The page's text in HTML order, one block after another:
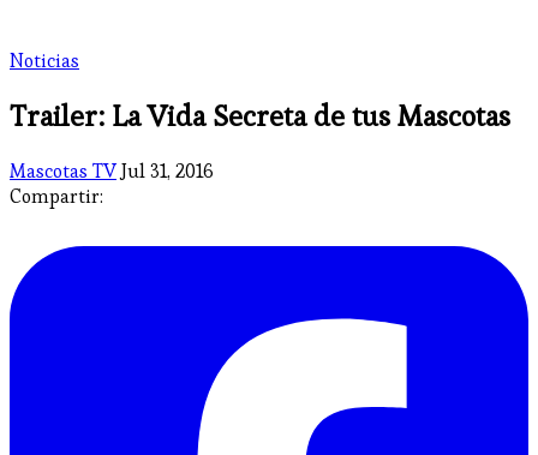
Noticias
Trailer: La Vida Secreta de tus Mascotas
Mascotas TVJul 31, 2016
Compartir: